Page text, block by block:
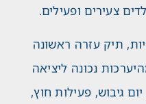
צעירים ופעילים.
תיק עזרה ראשונה
נכונה ליציאה
גיבוש, פעילות חוץ,